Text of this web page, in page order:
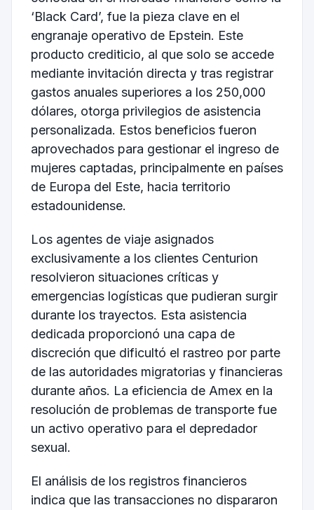
‘Black Card’, fue la pieza clave en el
engranaje operativo de Epstein. Este
producto crediticio, al que solo se accede
mediante invitación directa y tras registrar
gastos anuales superiores a los 250,000
dólares, otorga privilegios de asistencia
personalizada. Estos beneficios fueron
aprovechados para gestionar el ingreso de
mujeres captadas, principalmente en países
de Europa del Este, hacia territorio
estadounidense.
Los agentes de viaje asignados
exclusivamente a los clientes Centurion
resolvieron situaciones críticas y
emergencias logísticas que pudieran surgir
durante los trayectos. Esta asistencia
dedicada proporcionó una capa de
discreción que dificultó el rastreo por parte
de las autoridades migratorias y financieras
durante años. La eficiencia de Amex en la
resolución de problemas de transporte fue
un activo operativo para el depredador
sexual.
El análisis de los registros financieros
indica que las transacciones no dispararon